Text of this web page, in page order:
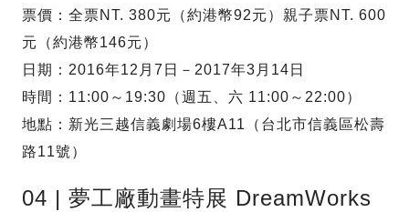
票價：全票NT. 380元（約港幣92元）親子票NT. 600
元（約港幣146元）
日期：2016年12月7日－2017年3月14日
時間：11:00～19:30（週五、六 11:00～22:00）
地點：新光三越信義劇場6樓A11（台北市信義區松壽
路11號）
04 | 夢工廠動畫特展 DreamWorks